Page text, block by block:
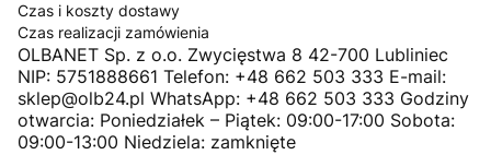
Czas i koszty dostawy
Czas realizacji zamówienia
OLBANET Sp. z o.o. Zwycięstwa 8 42-700 Lubliniec
NIP: 5751888661 Telefon: +48 662 503 333 E-mail:
sklep@olb24.pl WhatsApp: +48 662 503 333 Godziny
otwarcia: Poniedziałek – Piątek: 09:00-17:00 Sobota:
09:00-13:00 Niedziela: zamknięte